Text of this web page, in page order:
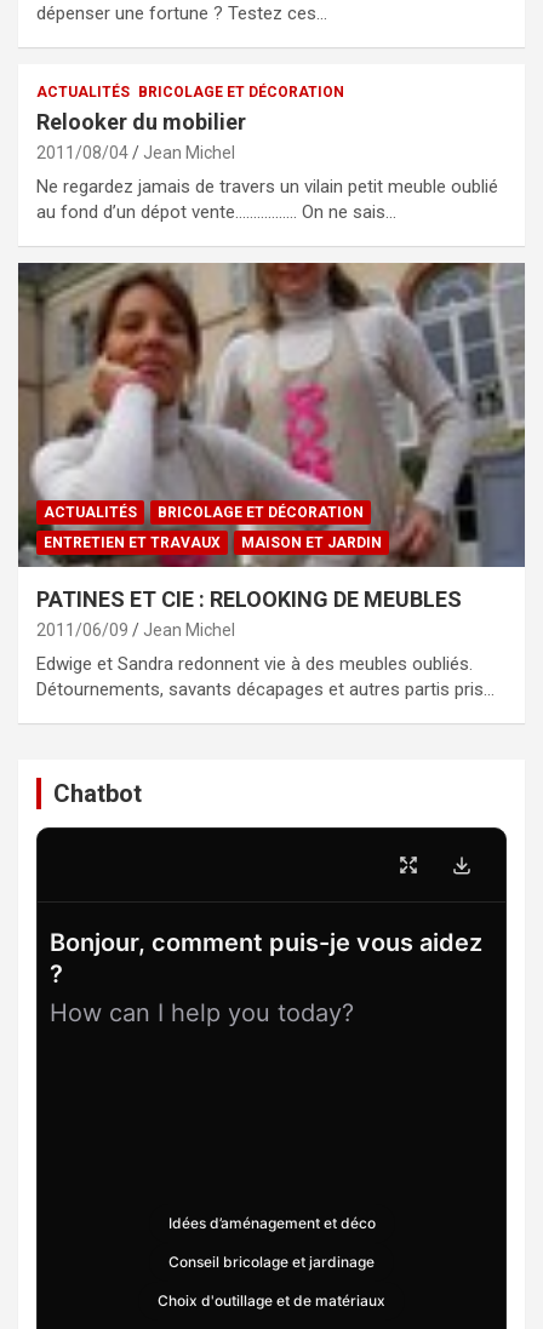
dépenser une fortune ? Testez ces…
ACTUALITÉS BRICOLAGE ET DÉCORATION
Relooker du mobilier
2011/08/04 Jean Michel
Ne regardez jamais de travers un vilain petit meuble oublié
au fond d’un dépot vente…………….. On ne sais…
ACTUALITÉS
BRICOLAGE ET DÉCORATION
ENTRETIEN ET TRAVAUX
MAISON ET JARDIN
PATINES ET CIE : RELOOKING DE MEUBLES
2011/06/09 Jean Michel
Edwige et Sandra redonnent vie à des meubles oubliés.
Détournements, savants décapages et autres partis pris…
Chatbot
Bonjour, comment puis-je vous aidez
?
How can I help you today?
Idées d’aménagement et déco
Conseil bricolage et jardinage
Choix d'outillage et de matériaux